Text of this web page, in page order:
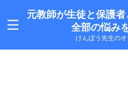
元教師が生徒と保護
全部の悩み
けんぼう先生の